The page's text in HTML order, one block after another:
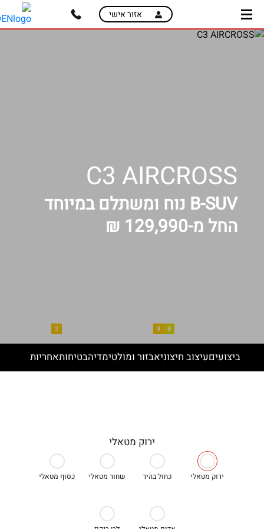
skip
main
skip
page
אזור אישי
8
9
2
C3 AIRCROSS
B-SUV נוח ומשתלם במיוחד
החל מ-129,990 ₪
ביצועיםעיצוב חיצוניאבזור ומולטימדיהבטיחותאחריות
ירוק מטאלי
ירוק מטאלי כחול בהיר שחור מטאלי כסוף מטאלי